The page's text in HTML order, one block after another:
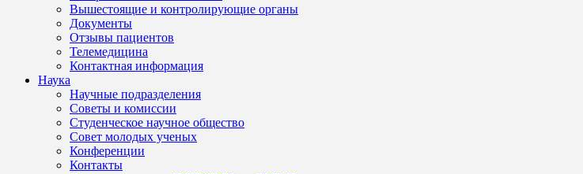
Вышестоящие и контролирующие органы
Документы
Отзывы пациентов
Телемедицина
Контактная информация
Наука
Научные подразделения
Советы и комиссии
Студенческое научное общество
Совет молодых ученых
Конференции
Контакты